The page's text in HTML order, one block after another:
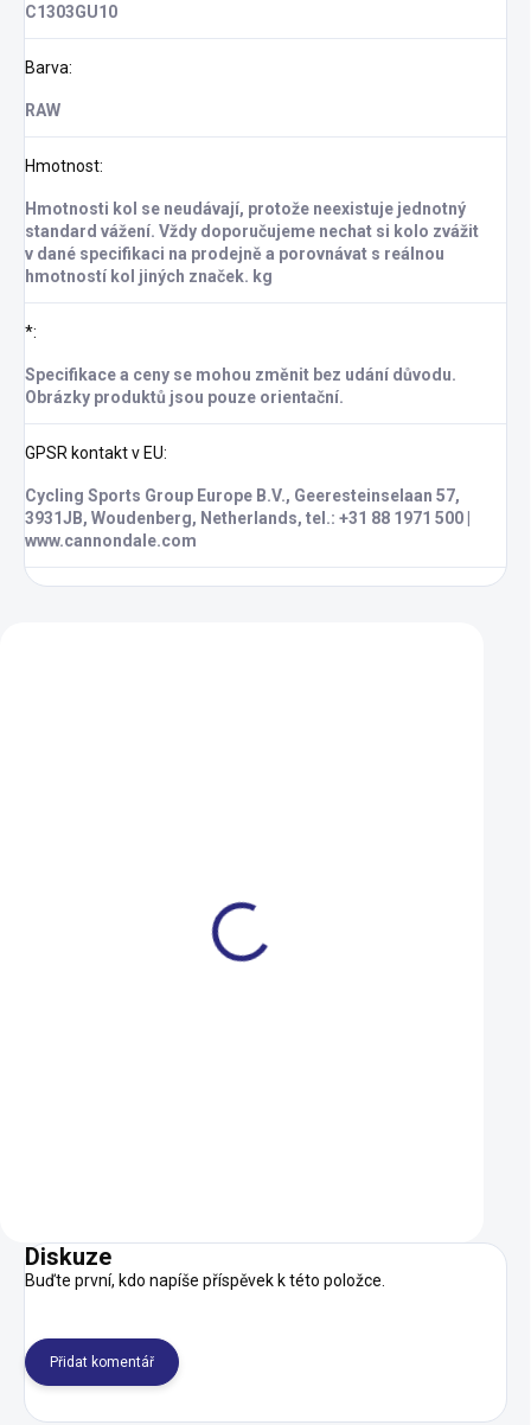
C1303GU10
Barva:
RAW
Hmotnost:
Hmotnosti kol se neudávají, protože neexistuje jednotný
standard vážení. Vždy doporučujeme nechat si kolo zvážit
v dané specifikaci na prodejně a porovnávat s reálnou
hmotností kol jiných značek. kg
*:
Specifikace a ceny se mohou změnit bez udání důvodu.
Obrázky produktů jsou pouze orientační.
GPSR kontakt v EU:
Cycling Sports Group Europe B.V., Geeresteinselaan 57,
3931JB, Woudenberg, Netherlands, tel.: +31 88 1971 500 |
www.cannondale.com
Diskuze
Buďte první, kdo napíše příspěvek k této položce.
Přidat komentář